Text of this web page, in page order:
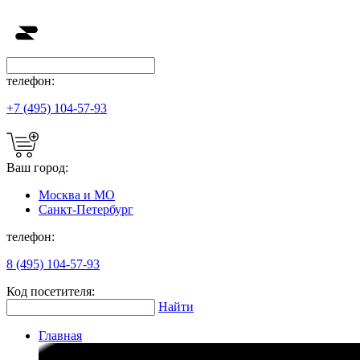
телефон:
+7 (495) 104-57-93
Ваш город:
Москва и МО
Санкт-Петербург
телефон:
8 (495) 104-57-93
Код посетителя:
Найти
Главная